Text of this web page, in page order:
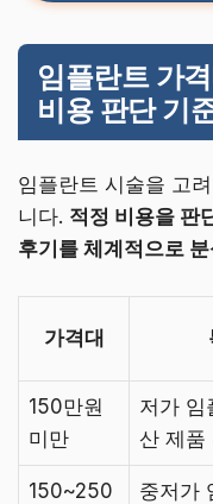
임플란트 가
비용 판단 기
임플란트 시술을 고
니다. 적정 비용을 판
후기를 체계적으로 분
가격대
150만원
미만
저가 임
산 제품
150~250
중저가